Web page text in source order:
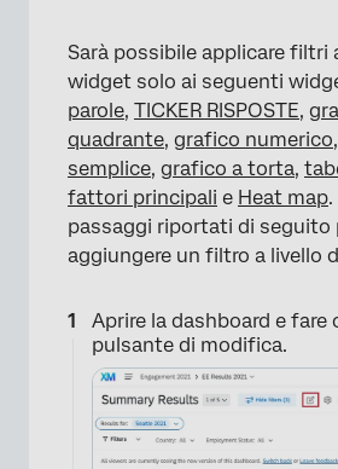
Sarà possibile applicare filtri
widget solo ai seguenti
parole, TICKER RISPOSTE,
quadrante, grafico numerico,
semplice, grafico a torta,
fattori principali e Heat map
passaggi riportati di seguito
aggiungere un filtro a livello
Aprire la dashboard e fare
pulsante di modifica.